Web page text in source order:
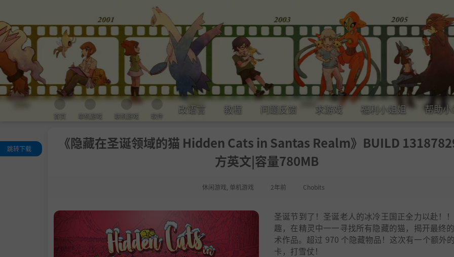
首页 单机游戏 联机游戏 软件
改语言 教程 问题反馈 求游戏 福利小姐姐 帮助小
《隐藏在圣诞领域的猫 Hidden Cats in Santas Realm》BUILD
方英文|容量780MB
休闲游戏 单机游戏 2年前 Chobits
跳转下载
圣诞节到了！圣诞老人的冰冷王国正全力以赴！
趣，在精灵中一一寻找所有隐藏的猫，揭开最终
术作品。超过 970 个隐藏物品！这次有一个额外
卡，打雪仗！